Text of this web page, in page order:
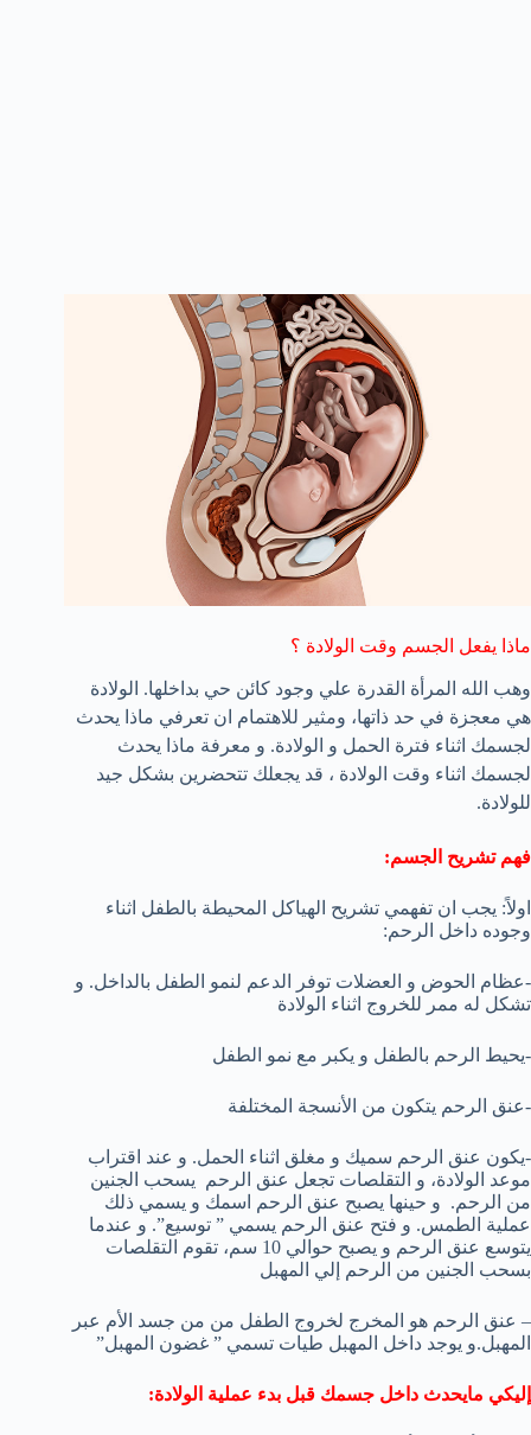
ماذا يفعل الجسم وقت الولادة ؟
وهب الله المرأة القدرة علي وجود كائن حي بداخلها. الولادة
هي معجزة في حد ذاتها، ومثير للاهتمام ان تعرفي ماذا يحدث
لجسمك اثناء فترة الحمل و الولادة. و معرفة ماذا يحدث
لجسمك اثناء وقت الولادة ، قد يجعلك تتحضرين بشكل جيد
للولادة.
فهم تشريح الجسم:
اولاً: يجب ان تفهمي تشريح الهياكل المحيطة بالطفل اثناء
وجوده داخل الرحم:
-عظام الحوض و العضلات توفر الدعم لنمو الطفل بالداخل. و
تشكل له ممر للخروج اثناء الولادة
-يحيط الرحم بالطفل و يكبر مع نمو الطفل
-عنق الرحم يتكون من الأنسجة المختلفة
-يكون عنق الرحم سميك و مغلق اثناء الحمل. و عند اقتراب
موعد الولادة، و التقلصات تجعل عنق الرحم
يسحب الجنين
من الرحم. و حينها يصبح عنق الرحم اسمك و يسمي ذلك
عملية الطمس. و فتح عنق الرحم يسمي ” توسيع”. و عندما
يتوسع عنق الرحم و يصبح حوالي 10 سم، تقوم التقلصات
بسحب الجنين من الرحم إلي المهبل
– عنق الرحم هو المخرج لخروج الطفل من من جسد الأم عبر
المهبل.و يوجد داخل المهبل طيات تسمي ” غضون المهبل”
إليكي مايحدث داخل جسمك قبل بدء عملية الولادة: